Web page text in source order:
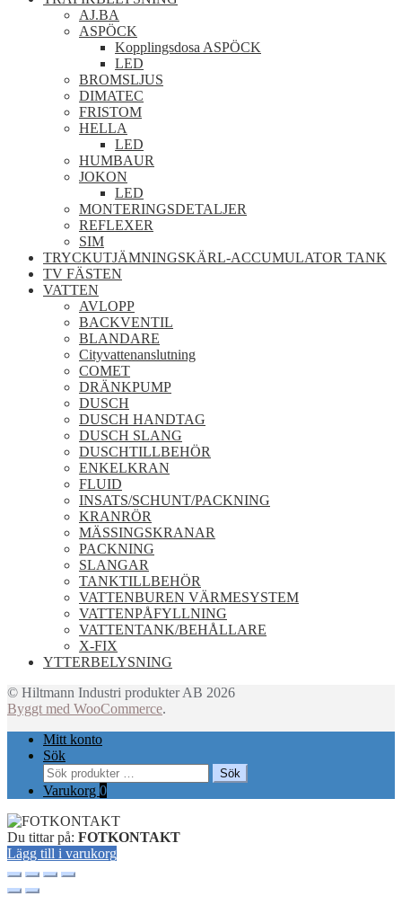
AJ.BA
ASPÖCK
Kopplingsdosa ASPÖCK
LED
BROMSLJUS
DIMATEC
FRISTOM
HELLA
LED
HUMBAUR
JOKON
LED
MONTERINGSDETALJER
REFLEXER
SIM
TRYCKUTJÄMNINGSKÄRL-ACCUMULATOR TANK
TV FÄSTEN
VATTEN
AVLOPP
BACKVENTIL
BLANDARE
Cityvattenanslutning
COMET
DRÄNKPUMP
DUSCH
DUSCH HANDTAG
DUSCH SLANG
DUSCHTILLBEHÖR
ENKELKRAN
FLUID
INSATS/SCHUNT/PACKNING
KRANRÖR
MÄSSINGSKRANAR
PACKNING
SLANGAR
TANKTILLBEHÖR
VATTENBUREN VÄRMESYSTEM
VATTENPÅFYLLNING
VATTENTANK/BEHÅLLARE
X-FIX
YTTERBELYSNING
© Hiltmann Industri produkter AB 2026
Byggt med WooCommerce.
Mitt konto
Sök
Sök
efter:
Sök
Varukorg 0
Du tittar på: FOTKONTAKT
Lägg till i varukorg